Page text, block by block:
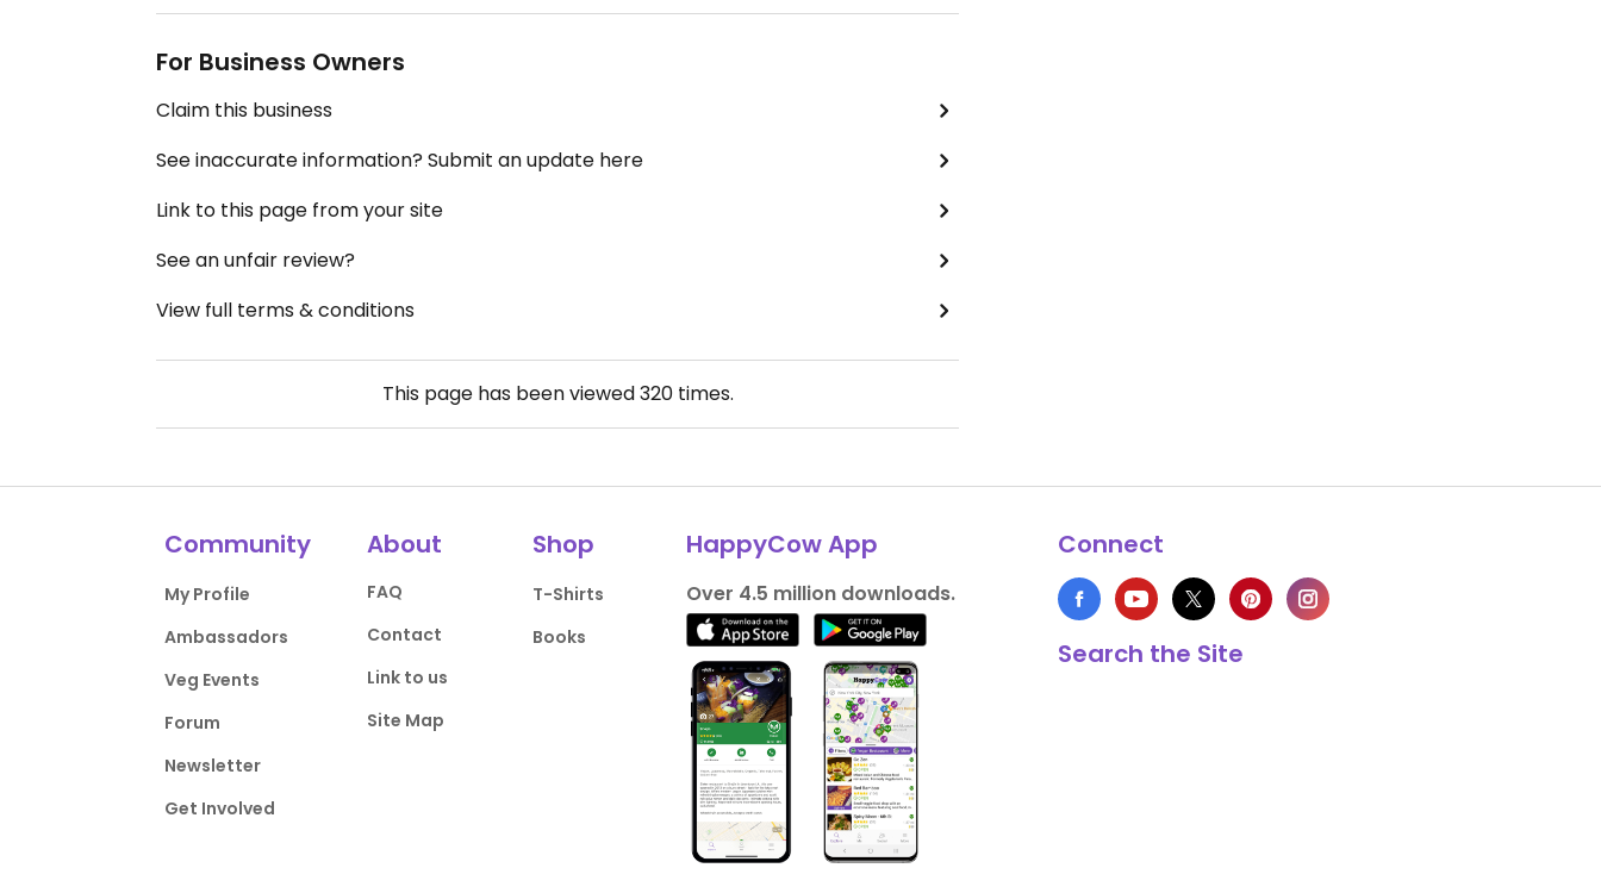
For Business Owners
Claim this business
See inaccurate information? Submit an update here
Link to this page from your site
See an unfair review?
View full terms & conditions
This page has been viewed320times.
Community
My Profile
Ambassadors
Veg Events
Forum
Newsletter
Get Involved
About
FAQ
Contact
Link to us
Site Map
Shop
T-Shirts
Books
HappyCow App
Over 4.5 million downloads.
Connect
Search the Site